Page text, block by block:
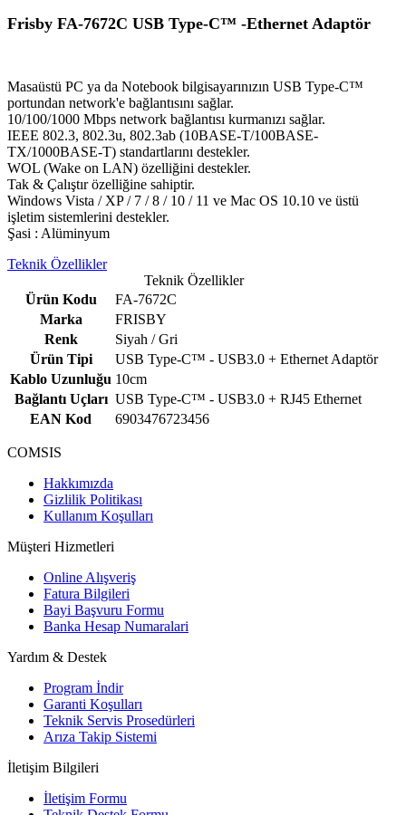
Frisby FA-7672C USB Type-C™ -Ethernet Adaptör
Masaüstü PC ya da Notebook bilgisayarınızın USB Type-C™
portundan network'e bağlantısını sağlar.
10/100/1000 Mbps network bağlantısı kurmanızı sağlar.
IEEE 802.3, 802.3u, 802.3ab (10BASE-T/100BASE-
TX/1000BASE-T) standartlarını destekler.
WOL (Wake on LAN) özelliğini destekler.
Tak & Çalıştır özelliğine sahiptir.
Windows Vista / XP / 7 / 8 / 10 / 11 ve Mac OS 10.10 ve üstü
işletim sistemlerini destekler.
Şasi : Alüminyum
Teknik Özellikler
Teknik Özellikler
Ürün Kodu
FA-7672C
Marka
FRISBY
Renk
Siyah / Gri
Ürün Tipi
USB Type-C™ - USB3.0 + Ethernet Adaptör
Kablo Uzunluğu 10cm
Bağlantı Uçları USB Type-C™ - USB3.0 + RJ45 Ethernet
EAN Kod
6903476723456
COMSIS
Hakkımızda
Gizlilik Politikası
Kullanım Koşulları
Müşteri Hizmetleri
Online Alışveriş
Fatura Bilgileri
Bayi Başvuru Formu
Banka Hesap Numaralari
Yardım & Destek
Program İndir
Garanti Koşulları
Teknik Servis Prosedürleri
Arıza Takip Sistemi
İletişim Bilgileri
İletişim Formu